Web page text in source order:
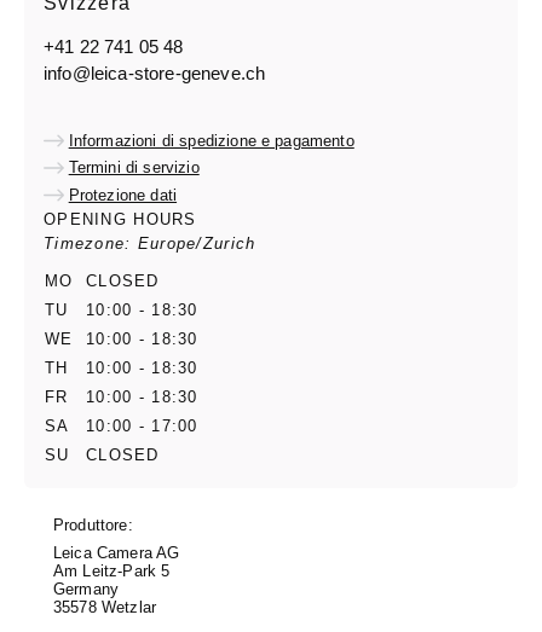
+41 22 741 05 48
info@leica-store-geneve.ch
Informazioni di spedizione e pagamento
Termini di servizio
Protezione dati
OPENING HOURS
Timezone: Europe/Zurich
MO
CLOSED
TU
10:00 - 18:30
WE
10:00 - 18:30
TH
10:00 - 18:30
FR
10:00 - 18:30
SA
10:00 - 17:00
SU
CLOSED
Produttore:
Leica Camera AG
Am Leitz-Park 5
Germany
35578 Wetzlar